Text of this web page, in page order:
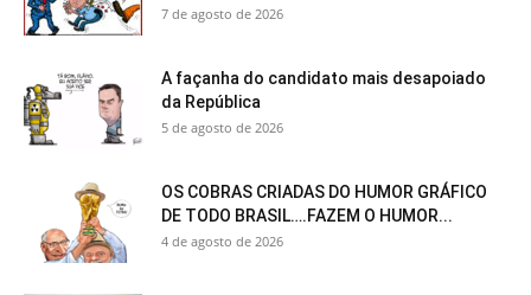
7 de agosto de 2026
A façanha do candidato mais desapoiado
da República
5 de agosto de 2026
OS COBRAS CRIADAS DO HUMOR GRÁFICO
DE TODO BRASIL….FAZEM O HUMOR...
4 de agosto de 2026